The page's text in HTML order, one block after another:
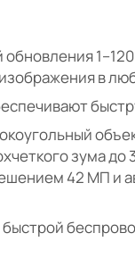
в
зума до
42 МП и